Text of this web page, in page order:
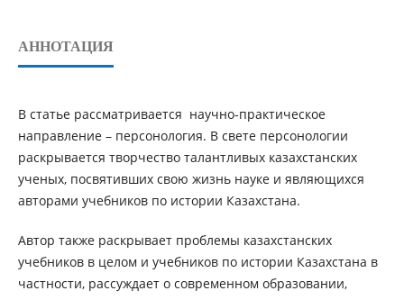
АННОТАЦИЯ
В статье рассматривается научно-практическое
направление – персонология. В свете персонологии
раскрывается творчество талантливых казахстанских
ученых, посвятивших свою жизнь науке и являющихся
авторами учебников по истории Казахстана.
Автор также раскрывает проблемы казахстанских
учебников в целом и учебников по истории Казахстана в
частности, рассуждает о современном образовании,